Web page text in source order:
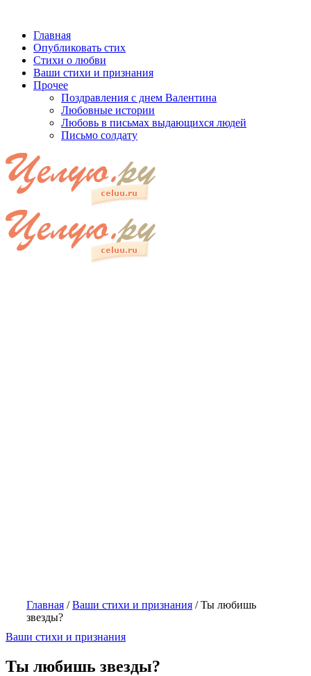
Главная
Опубликовать стих
Стихи о любви
Ваши стихи и признания
Прочее
Поздравления с днем Валентина
Любовные истории
Любовь в письмах выдающихся людей
Письмо солдату
Главная /Ваши стихи и признания /Ты любишь
звезды?
Ваши стихи и признания
Ты любишь звезды?